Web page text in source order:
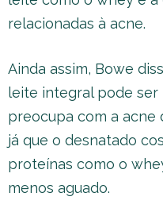
relacionadas à acne.
Ainda assim, Bowe
leite integral pode
preocupa com a acne
já que o desnatado
proteínas como o
menos aguado.